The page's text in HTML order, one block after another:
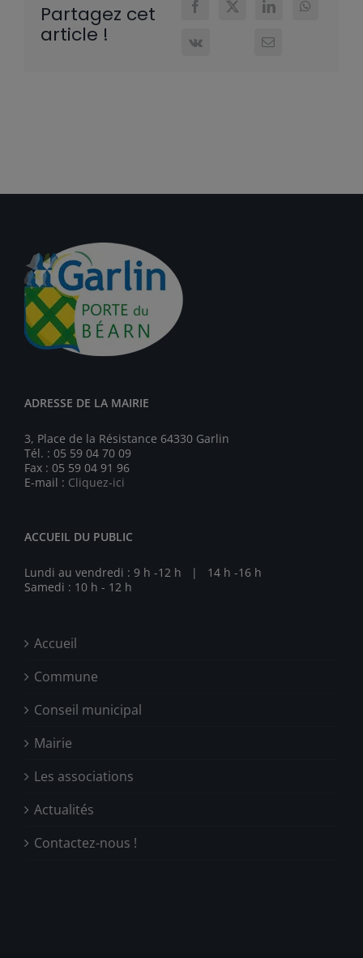
Partagez cet
article !
ADRESSE DE LA MAIRIE
3, Place de la Résistance 64330 Garlin
Tél. : 05 59 04 70 09
Fax : 05 59 04 91 96
E-mail : Cliquez-ici
ACCUEIL DU PUBLIC
Lundi au vendredi : 9 h -12 h | 14 h -16 h
Samedi : 10 h - 12 h
Accueil
Commune
Conseil municipal
Mairie
Les associations
Actualités
Contactez-nous !